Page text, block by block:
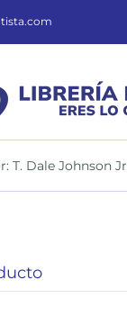
T. Dale Johnson Jr